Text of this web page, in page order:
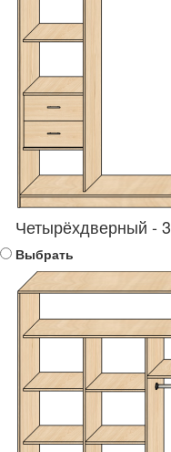
Четырёхдверный - 3
Выбрать